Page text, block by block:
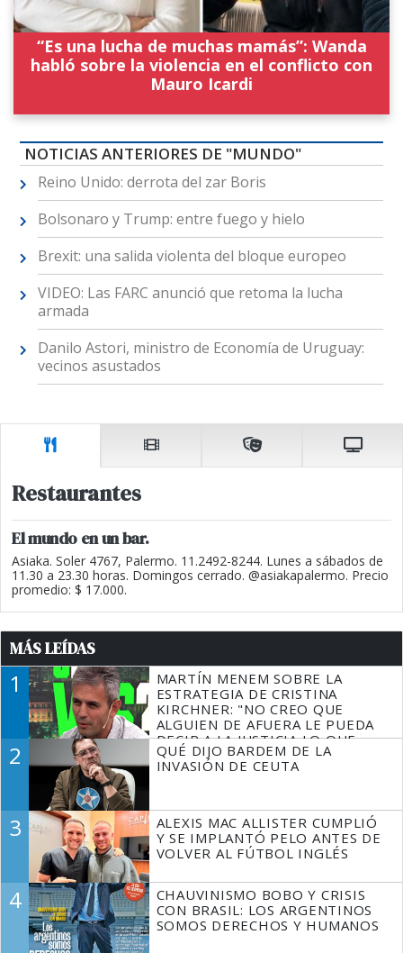
“Es una lucha de muchas mamás”: Wanda
habló sobre la violencia en el conflicto con
Mauro Icardi
NOTICIAS ANTERIORES DE "MUNDO"
Reino Unido: derrota del zar Boris
Bolsonaro y Trump: entre fuego y hielo
Brexit: una salida violenta del bloque europeo
VIDEO: Las FARC anunció que retoma la lucha
armada
Danilo Astori, ministro de Economía de Uruguay:
vecinos asustados
Restaurantes
El mundo en un bar.
Asiaka. Soler 4767, Palermo. 11.2492-8244. Lunes a sábados de
11.30 a 23.30 horas. Domingos cerrado. @asiakapalermo. Precio
promedio: $ 17.000.
MÁS LEÍDAS
1
MARTÍN MENEM SOBRE LA
ESTRATEGIA DE CRISTINA
KIRCHNER: "NO CREO QUE
ALGUIEN DE AFUERA LE PUEDA
DECIR A LA JUSTICIA LO QUE
TIENE QUE HACER"
2
QUÉ DIJO BARDEM DE LA
INVASIÓN DE CEUTA
3
ALEXIS MAC ALLISTER CUMPLIÓ
Y SE IMPLANTÓ PELO ANTES DE
VOLVER AL FÚTBOL INGLÉS
4
CHAUVINISMO BOBO Y CRISIS
CON BRASIL: LOS ARGENTINOS
SOMOS DERECHOS Y HUMANOS